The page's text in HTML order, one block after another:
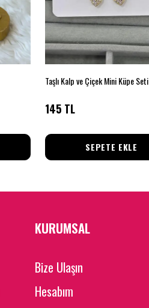
Taşlı Kalp ve Çiçek Mini Küpe Seti
145 TL
SEPETE EKLE
KURUMSAL
Bize Ulaşın
Hesabım